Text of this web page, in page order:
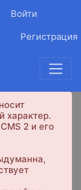
Войти
Регистрация
характер.
2 и его